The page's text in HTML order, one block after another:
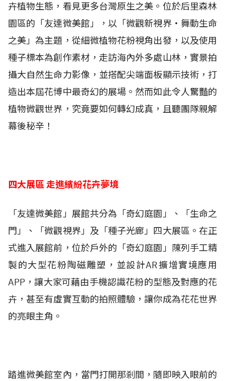
卉植物生態，看見更多台灣原生之美。位於后里森林
園區的「友達微美館」，以「微觀新視界・舞動生命
之美」為主題，從細微植物花粉視角出發，以及使用
種子標本為創作素材，走訪海內外多處山林，實景拍
攝大自然生命力影像，並搭配尖端面板顯示技術，打
造出本屆花博中最奇幻的展場。然而如此令人驚豔的
植物微觀世界，究竟要如何轉幻成真，且聽團隊親解
幕後秘辛！
四大展區 走進繽紛花卉夢境
「友達微美館」展館共分為「奇幻庭園」、「生命之
門」、「微觀視界」及「種子光廊」四大展區。在正
式進入展館前，位於戶外的「奇幻庭園」陳列手工精
製的大型花粉陶磁雕塑，並設計AR擴增實境應用
APP，讓大家可藉由手機認識花粉的型態及對應的花
卉，甚至有虛實互動的拍照體驗，讓你成為花花世界
的亮眼主角。
踏進微美館室內，當門打開那剎間，隨即映入眼前的